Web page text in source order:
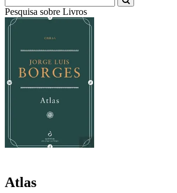
Pesquisa sobre Livr
Atlas